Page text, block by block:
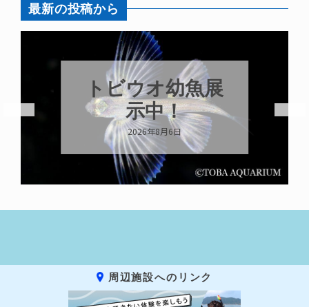
最新の投稿から
トビウオ幼魚展
示中！
2026年8月6日
周辺施設へのリンク